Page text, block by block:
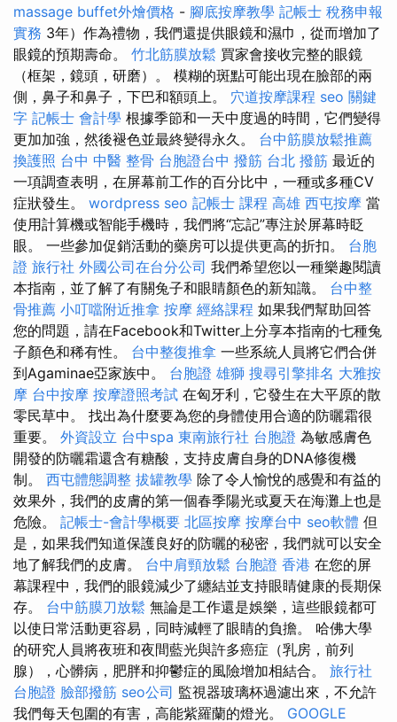
massage buffet外燴價格 - 腳底按摩教學 記帳士 稅務申報
實務 3年）作為禮物，我們還提供眼鏡和濕巾，從而增加了
眼鏡的預期壽命。 竹北筋膜放鬆 買家會接收完整的眼鏡
（框架，鏡頭，研磨）。 模糊的斑點可能出現在臉部的兩
側，鼻子和鼻子，下巴和額頭上。 穴道按摩課程 seo 關鍵
字 記帳士 會計學 根據季節和一天中度過的時間，它們變得
更加加強，然後褪色並最終變得永久。 台中筋膜放鬆推薦
換護照 台中 中醫 整骨 台胞證台中 撥筋 台北 撥筋 最近的
一項調查表明，在屏幕前工作的百分比中，一種或多種CV
症狀發生。 wordpress seo 記帳士 課程 高雄 西屯按摩 當
使用計算機或智能手機時，我們將“忘記”專注於屏幕時眨
眼。 一些參加促銷活動的藥房可以提供更高的折扣。 台胞
證 旅行社 外國公司在台分公司 我們希望您以一種樂趣閱讀
本指南，並了解了有關兔子和眼睛顏色的新知識。 台中整
骨推薦 小叮噹附近推拿 按摩 經絡課程 如果我們幫助回答
您的問題，請在Facebook和Twitter上分享本指南的七種兔
子顏色和稀有性。 台中整復推拿 一些系統人員將它們合併
到Agaminae亞家族中。 台胞證 雄獅 搜尋引擎排名 大雅按
摩 台中按摩 按摩證照考試 在匈牙利，它發生在大平原的散
零民草中。 找出為什麼要為您的身體使用合適的防曬霜很
重要。 外資設立 台中spa 東南旅行社 台胞證 為敏感膚色
開發的防曬霜還含有糖酸，支持皮膚自身的DNA修復機
制。 西屯體態調整 拔罐教學 除了令人愉悅的感覺和有益的
效果外，我們的皮膚的第一個春季陽光或夏天在海灘上也是
危險。 記帳士-會計學概要 北區按摩 按摩台中 seo軟體 但
是，如果我們知道保護良好的防曬的秘密，我們就可以安全
地了解我們的皮膚。 台中肩頸放鬆 台胞證 香港 在您的屏
幕課程中，我們的眼鏡減少了纏結並支持眼睛健康的長期保
存。 台中筋膜刀放鬆 無論是工作還是娛樂，這些眼鏡都可
以使日常活動更容易，同時減輕了眼睛的負擔。 哈佛大學
的研究人員將夜班和夜間藍光與許多癌症（乳房，前列
腺），心髒病，肥胖和抑鬱症的風險增加相結合。 旅行社
台胞證 臉部撥筋 seo公司 監視器玻璃杯過濾出來，不允許
我們每天包圍的有害，高能紫羅蘭的燈光。 GOOGLE